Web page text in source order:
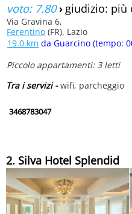
voto: 7.80› giudizio: più
Via Gravina 6,
Ferentino (FR), Lazio
19.0 km da Guarcino (tempo:
Piccolo appartamenti: 3 letti
Tra i servizi -wifi, parcheggio
3468783047
2. Silva Hotel Splendid